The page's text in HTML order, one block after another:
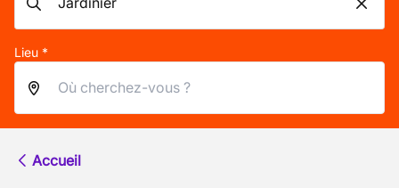
Lieu *
Accueil